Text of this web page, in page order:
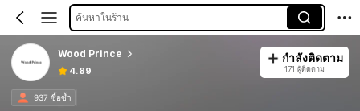
ค้นหาในร้าน
Wood Prince
4.89
กำลังติดตาม
171 ผู้ติดตาม
937 ซื้อซ้ำ